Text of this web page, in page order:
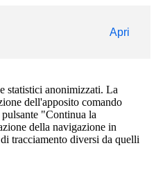
Apri
statistici anonimizzati. La
dell'apposito comando
"Continua la
della navigazione in
tracciamento diversi da quelli